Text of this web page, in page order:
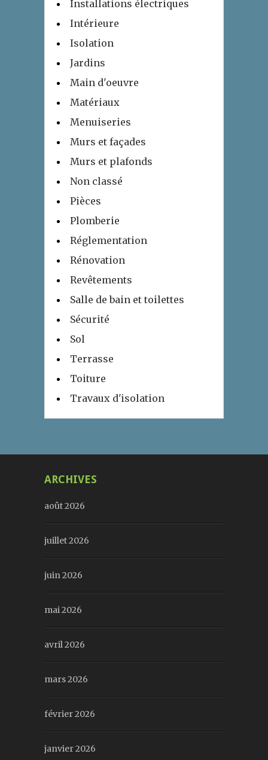
Installations électriques
Intérieure
Isolation
Jardins
Main d'oeuvre
Matériaux
Menuiseries
Murs et façades
Murs et plafonds
Non classé
Pièces
Plomberie
Réglementation
Rénovation
Revêtements
Salle de bain et toilettes
Sécurité
Sol
Terrasse
Toiture
Travaux d'isolation
ARCHIVES
août 2026
juillet 2026
juin 2026
mai 2026
avril 2026
mars 2026
février 2026
janvier 2026